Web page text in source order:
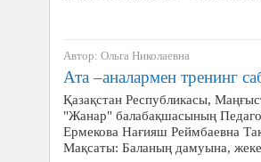
Автор: Ольга Николаевна
Ата –аналармен тренинг
Қазақстан Республикасы,
"Жанар" балабақшасының
Ермекова Нағияш Реймбаевна
Мақсаты: Баланың дамуына,